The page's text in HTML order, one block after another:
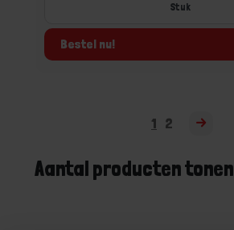
Stuk
Bestel nu!
1 2
Aantal producten tonen